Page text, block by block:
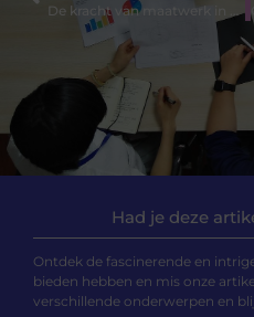
Had je deze
Ontdek de fascinerende en
bieden hebben en mis onze
verschillende onderwerpen en